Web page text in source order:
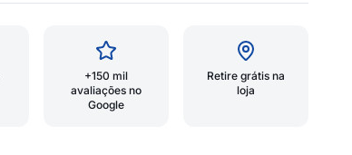
+150 mil
avaliações no
Google
Retire grátis na
loja